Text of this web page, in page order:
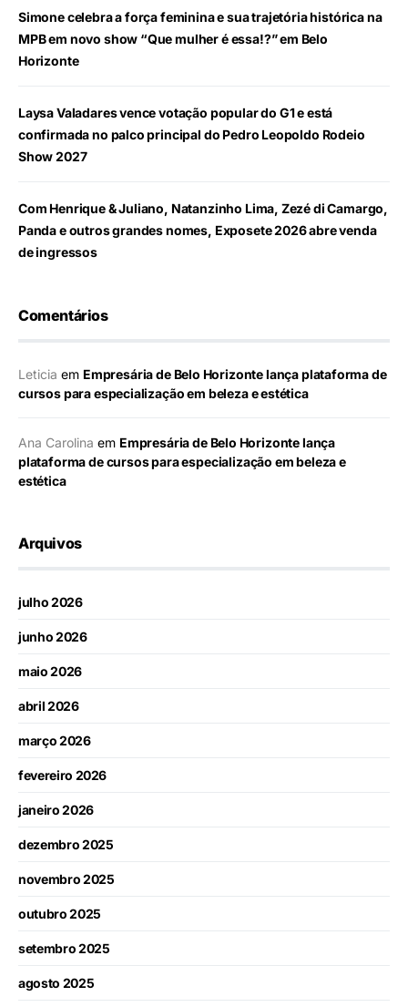
Simone celebra a força feminina e sua trajetória histórica na
MPB em novo show “Que mulher é essa!?” em Belo
Horizonte
Laysa Valadares vence votação popular do G1 e está
confirmada no palco principal do Pedro Leopoldo Rodeio
Show 2027
Com Henrique & Juliano, Natanzinho Lima, Zezé di Camargo,
Panda e outros grandes nomes, Exposete 2026 abre venda
de ingressos
Comentários
Leticia em Empresária de Belo Horizonte lança plataforma de
cursos para especialização em beleza e estética
Ana Carolina em Empresária de Belo Horizonte lança
plataforma de cursos para especialização em beleza e
estética
Arquivos
julho 2026
junho 2026
maio 2026
abril 2026
março 2026
fevereiro 2026
janeiro 2026
dezembro 2025
novembro 2025
outubro 2025
setembro 2025
agosto 2025